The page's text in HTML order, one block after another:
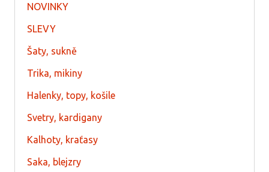
NOVINKY
SLEVY
Šaty, sukně
Trika, mikiny
Halenky, topy, košile
Svetry, kardigany
Kalhoty, kraťasy
Saka, blejzry